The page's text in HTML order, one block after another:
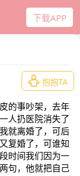
下载APP
 抱抱TA
的事吵架，去年
人扔医院消失了
就离婚了，可后
复婚了，可谁知
时间我们因为一
句，他就把自己